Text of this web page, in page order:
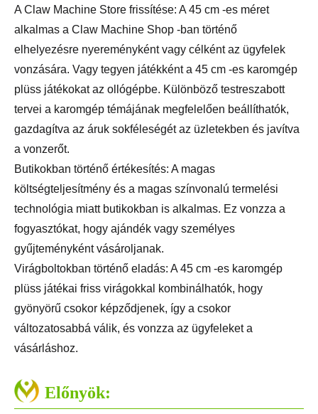
A Claw Machine Store frissítése: A 45 cm -es méret
alkalmas a Claw Machine Shop -ban történő
elhelyezésre nyereményként vagy célként az ügyfelek
vonzására. Vagy tegyen játékként a 45 cm -es karomgép
plüss játékokat az ollógépbe. Különböző testreszabott
tervei a karomgép témájának megfelelően beállíthatók,
gazdagítva az áruk sokféleségét az üzletekben és javítva
a vonzerőt.
Butikokban történő értékesítés: A magas
költségteljesítmény és a magas színvonalú termelési
technológia miatt butikokban is alkalmas. Ez vonzza a
fogyasztókat, hogy ajándék vagy személyes
gyűjteményként vásároljanak.
Virágboltokban történő eladás: A 45 cm -es karomgép
plüss játékai friss virágokkal kombinálhatók, hogy
gyönyörű csokor képződjenek, így a csokor
változatosabbá válik, és vonzza az ügyfeleket a
vásárláshoz.
Előnyök: